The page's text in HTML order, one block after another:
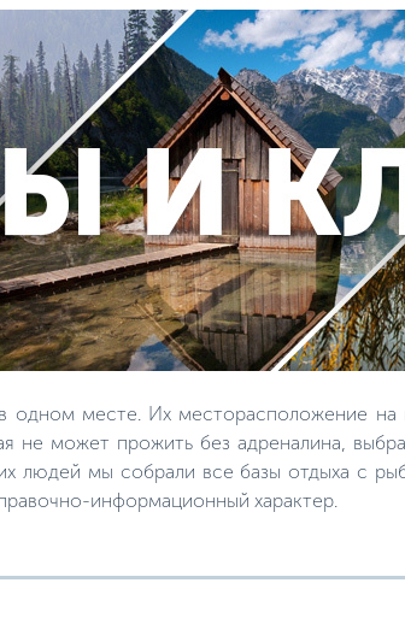
одном месте. Их месторасположение
не может прожить без адреналина,
людей мы собрали все базы отдыха с
информационный характер.